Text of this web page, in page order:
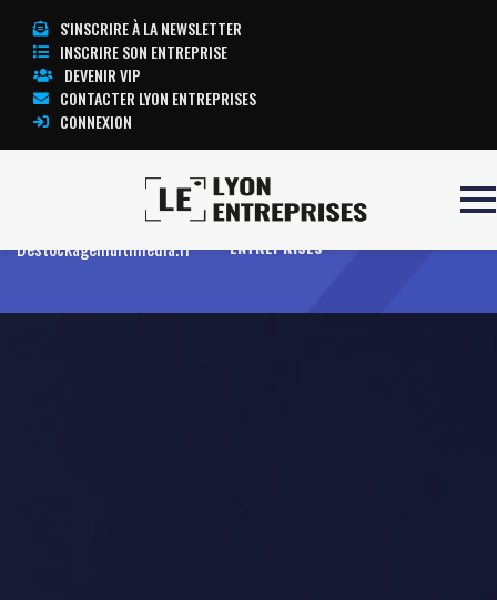
S'INSCRIRE À LA NEWSLETTER
INSCRIRE SON ENTREPRISE
DEVENIR VIP
CONTACTER LYON ENTREPRISES
CONNEXION
Destockagemultimedia.fr
TOUTE L’ACTUALITÉ LYON
ENTREPRISES